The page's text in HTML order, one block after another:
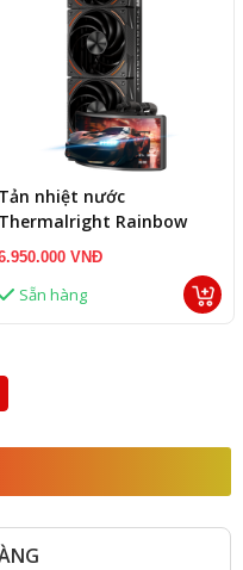
Tản nhiệt nước
Thermalright Rainbow
Vision 360 Turbo ARGB
VNĐ
Sẵn hàng